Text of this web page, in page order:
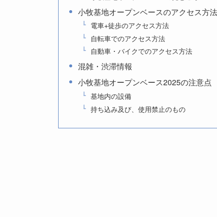
小牧基地オープンベースのアクセス方
電車+徒歩のアクセス方法
自転車でのアクセス方法
自動車・バイクでのアクセス方法
混雑・渋滞情報
小牧基地オープンベース2025の注意点
基地内の設備
持ち込み及び、使用禁止のもの